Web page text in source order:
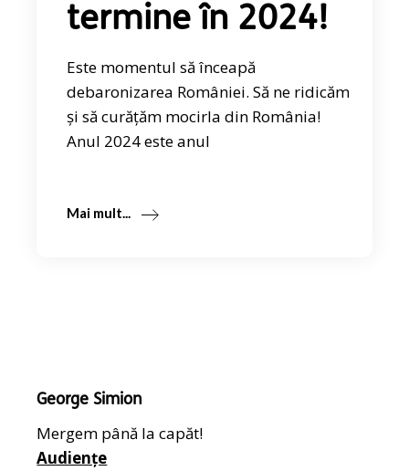
termine în 2024!
Este momentul să înceapă
debaronizarea României. Să ne ridicăm
și să curățăm mocirla din România!
Anul 2024 este anul
Mai mult...
George Simion
Mergem până la capăt!
Audiențe